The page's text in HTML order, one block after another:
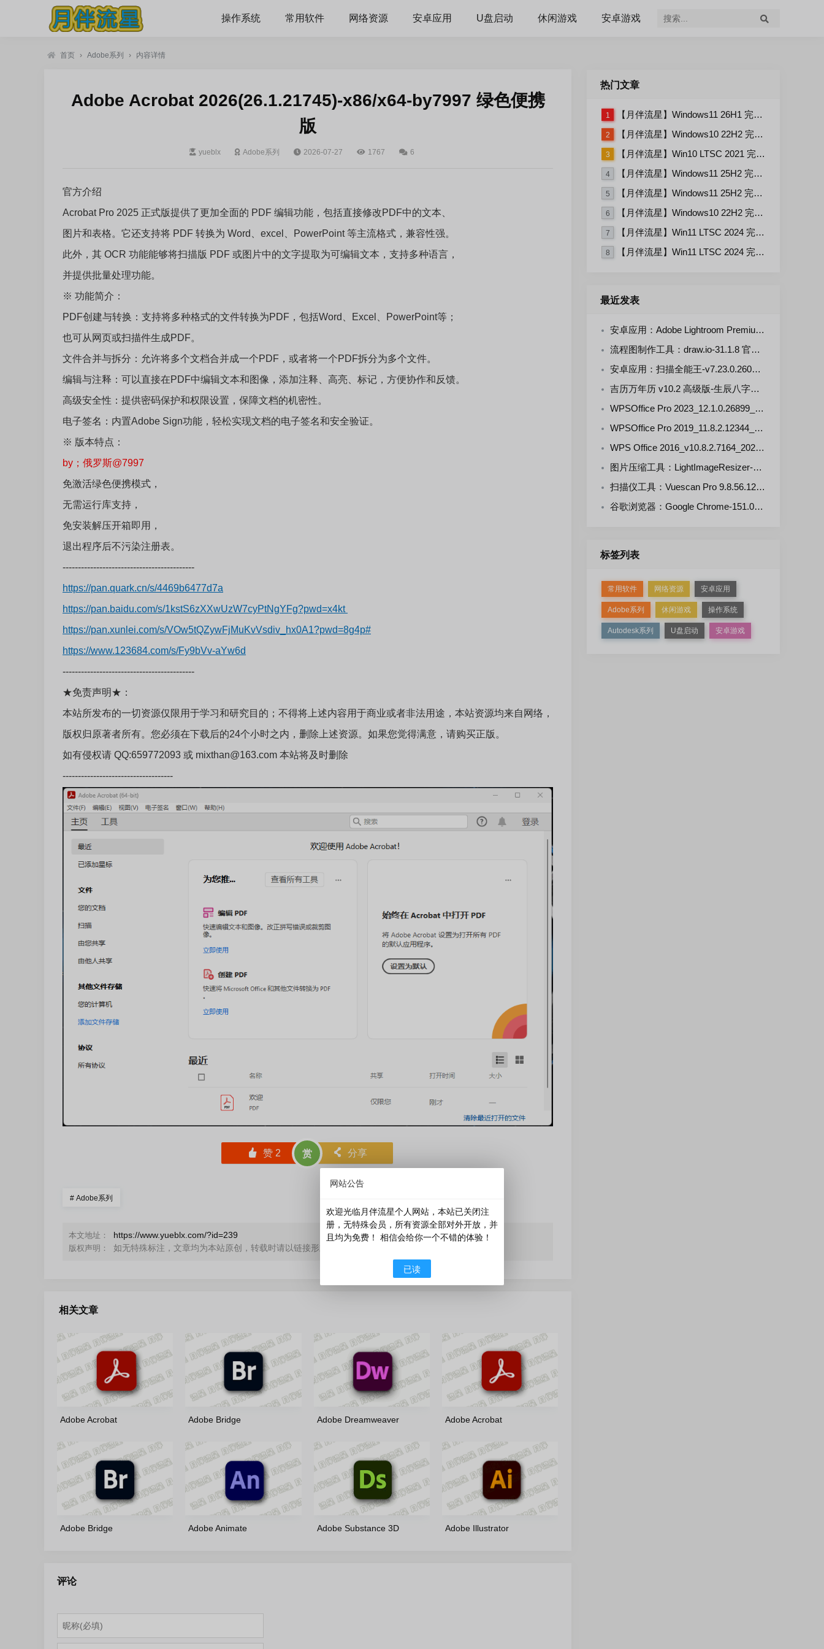
操作系统 常用软件 网络资源 安卓应用 U盘启动 休闲游戏 安卓游戏
首页 › Adobe系列 › 内容详情
Adobe Acrobat 2026(26.1.21745)-x86/x64-by7997 绿色便携
版
yueblx Adobe系列 2026-07-27 1767 6
官方介绍
Acrobat Pro 2025 正式版提供了更加全面的 PDF 编辑功能，包括直接修改PDF中的文本、
图片和表格。它还支持将 PDF 转换为 Word、excel、PowerPoint 等主流格式，兼容性强。
此外，其 OCR 功能能够将扫描版 PDF 或图片中的文字提取为可编辑文本，支持多种语言，
并提供批量处理功能。
※ 功能简介：
PDF创建与转换：支持将多种格式的文件转换为PDF，包括Word、Excel、PowerPoint等；
也可从网页或扫描件生成PDF。
文件合并与拆分：允许将多个文档合并成一个PDF，或者将一个PDF拆分为多个文件。
编辑与注释：可以直接在PDF中编辑文本和图像，添加注释、高亮、标记，方便协作和反馈。
高级安全性：提供密码保护和权限设置，保障文档的机密性。
电子签名：内置Adobe Sign功能，轻松实现文档的电子签名和安全验证。
※ 版本特点：
by；俄罗斯@7997
免激活绿色便携模式，
无需运行库支持，
免安装解压开箱即用，
退出程序后不污染注册表。
-------------------------------------------
https://pan.quark.cn/s/4469b6477d7a
https://pan.baidu.com/s/1kstS6zXXwUzW7cyPtNgYFg?pwd=x4kt
https://pan.xunlei.com/s/VOw5tQZywFjMuKvVsdiv_hx0A1?pwd=8g4p#
https://www.123684.com/s/Fy9bVv-aYw6d
-------------------------------------------
★免责声明★：
本站所发布的一切资源仅限用于学习和研究目的；不得将上述内容用于商业或者非法用途，本站资源均来自网络，
版权归原著者所有。您必须在下载后的24个小时之内，删除上述资源。如果您觉得满意，请购买正版。
如有侵权请 QQ:659772093 或 mixthan@163.com 本站将及时删除
------------------------------------
󰄼 赞 2 赏 󰄯 分享
# Adobe系列
本文地址： https://www.yueblx.com/?id=239
版权声明： 如无特殊标注，文章均为本站原创，转载时请以链接形式注明文章出处。
相关文章
Adobe Acrobat
2026(26.1.21771)-x86/x64-
m0nkrus 多语言版
Adobe Bridge
2026(16.0.6.9)-m0nkrus 多语
言版
Adobe Dreamweaver
2021(21.8.1.15907)-m0nkrus
多语言版
Adobe Acrobat
2026(26.1.21745)-x86/x64-
by7997 绿色便携版
Adobe Bridge
Adobe Animate
Adobe Substance 3D
Adobe Illustrator
评论
热门文章
1 【月伴流星】Windows11 26H1 完整+适量精简多合一安装版2026.07
2 【月伴流星】Windows10 22H2 完整+适量精简多合一安装版2026.06
3 【月伴流星】Win10 LTSC 2021 完整+适量精简多合一安装版2026.03
4 【月伴流星】Windows11 25H2 完整+适量精简多合一安装版2026.06
5 【月伴流星】Windows11 25H2 完整+适量精简多合一安装版2026.08
6 【月伴流星】Windows10 22H2 完整+适量精简多合一安装版2026.08
7 【月伴流星】Win11 LTSC 2024 完整+适量精简多合一安装版2026.08
8 【月伴流星】Win11 LTSC 2024 完整+适量精简多合一安装版2026.06
最近发表
安卓应用：Adobe Lightroom Premium-v11.5.0(711105000) 解锁版
流程图制作工具：draw.io-31.1.8 官方正式版
安卓应用：扫描全能王-v7.23.0.2607290000-VIP 解锁版
吉历万年历 v10.2 高级版-生辰八字，择日禁忌，运势财运
WPSOffice Pro 2023_12.1.0.26899_20260806 雨糖科技特别版
WPSOffice Pro 2019_11.8.2.12344_20260806 雨糖科技特别版
WPS Office 2016_v10.8.2.7164_20260806 雨糖科技特别版
图片压缩工具：LightImageResizer-v7.6.5.176 绿色版
扫描仪工具：Vuescan Pro 9.8.56.12 中文绿色便携版
谷歌浏览器：Google Chrome-151.0.7922.109 官方正式版+便携增强版
标签列表
常用软件 网络资源 安卓应用
Adobe系列 休闲游戏 操作系统
Autodesk系列 U盘启动 安卓游戏
网站公告
欢迎光临月伴流星个人网站，本站已关闭注
册，无特殊会员，所有资源全部对外开放，并
且均为免费！ 相信会给你一个不错的体验！
已读